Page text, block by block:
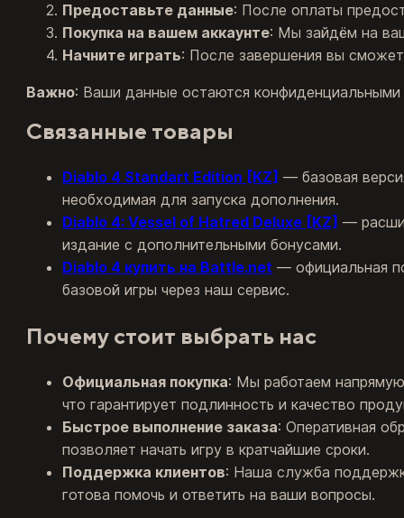
Предоставьте данные: После оплаты
Покупка на вашем аккаунте: Мы зайдём на
Начните играть: После завершения вы
Важно: Ваши данные остаются
Связанные товары
Diablo 4 Standart Edition [KZ] — базовая
необходимая для запуска дополнения.
Diablo 4: Vessel of Hatred Deluxe [KZ] —
издание с дополнительными бонусами.
Diablo 4 купить на Battle.net — официальная
базовой игры через наш сервис.
Почему стоит выбрать нас
Официальная покупка: Мы работаем
что гарантирует подлинность и качество
Быстрое выполнение заказа: Оперативная
позволяет начать игру в кратчайшие сроки.
Поддержка клиентов: Наша служба
готова помочь и ответить на ваши вопросы.